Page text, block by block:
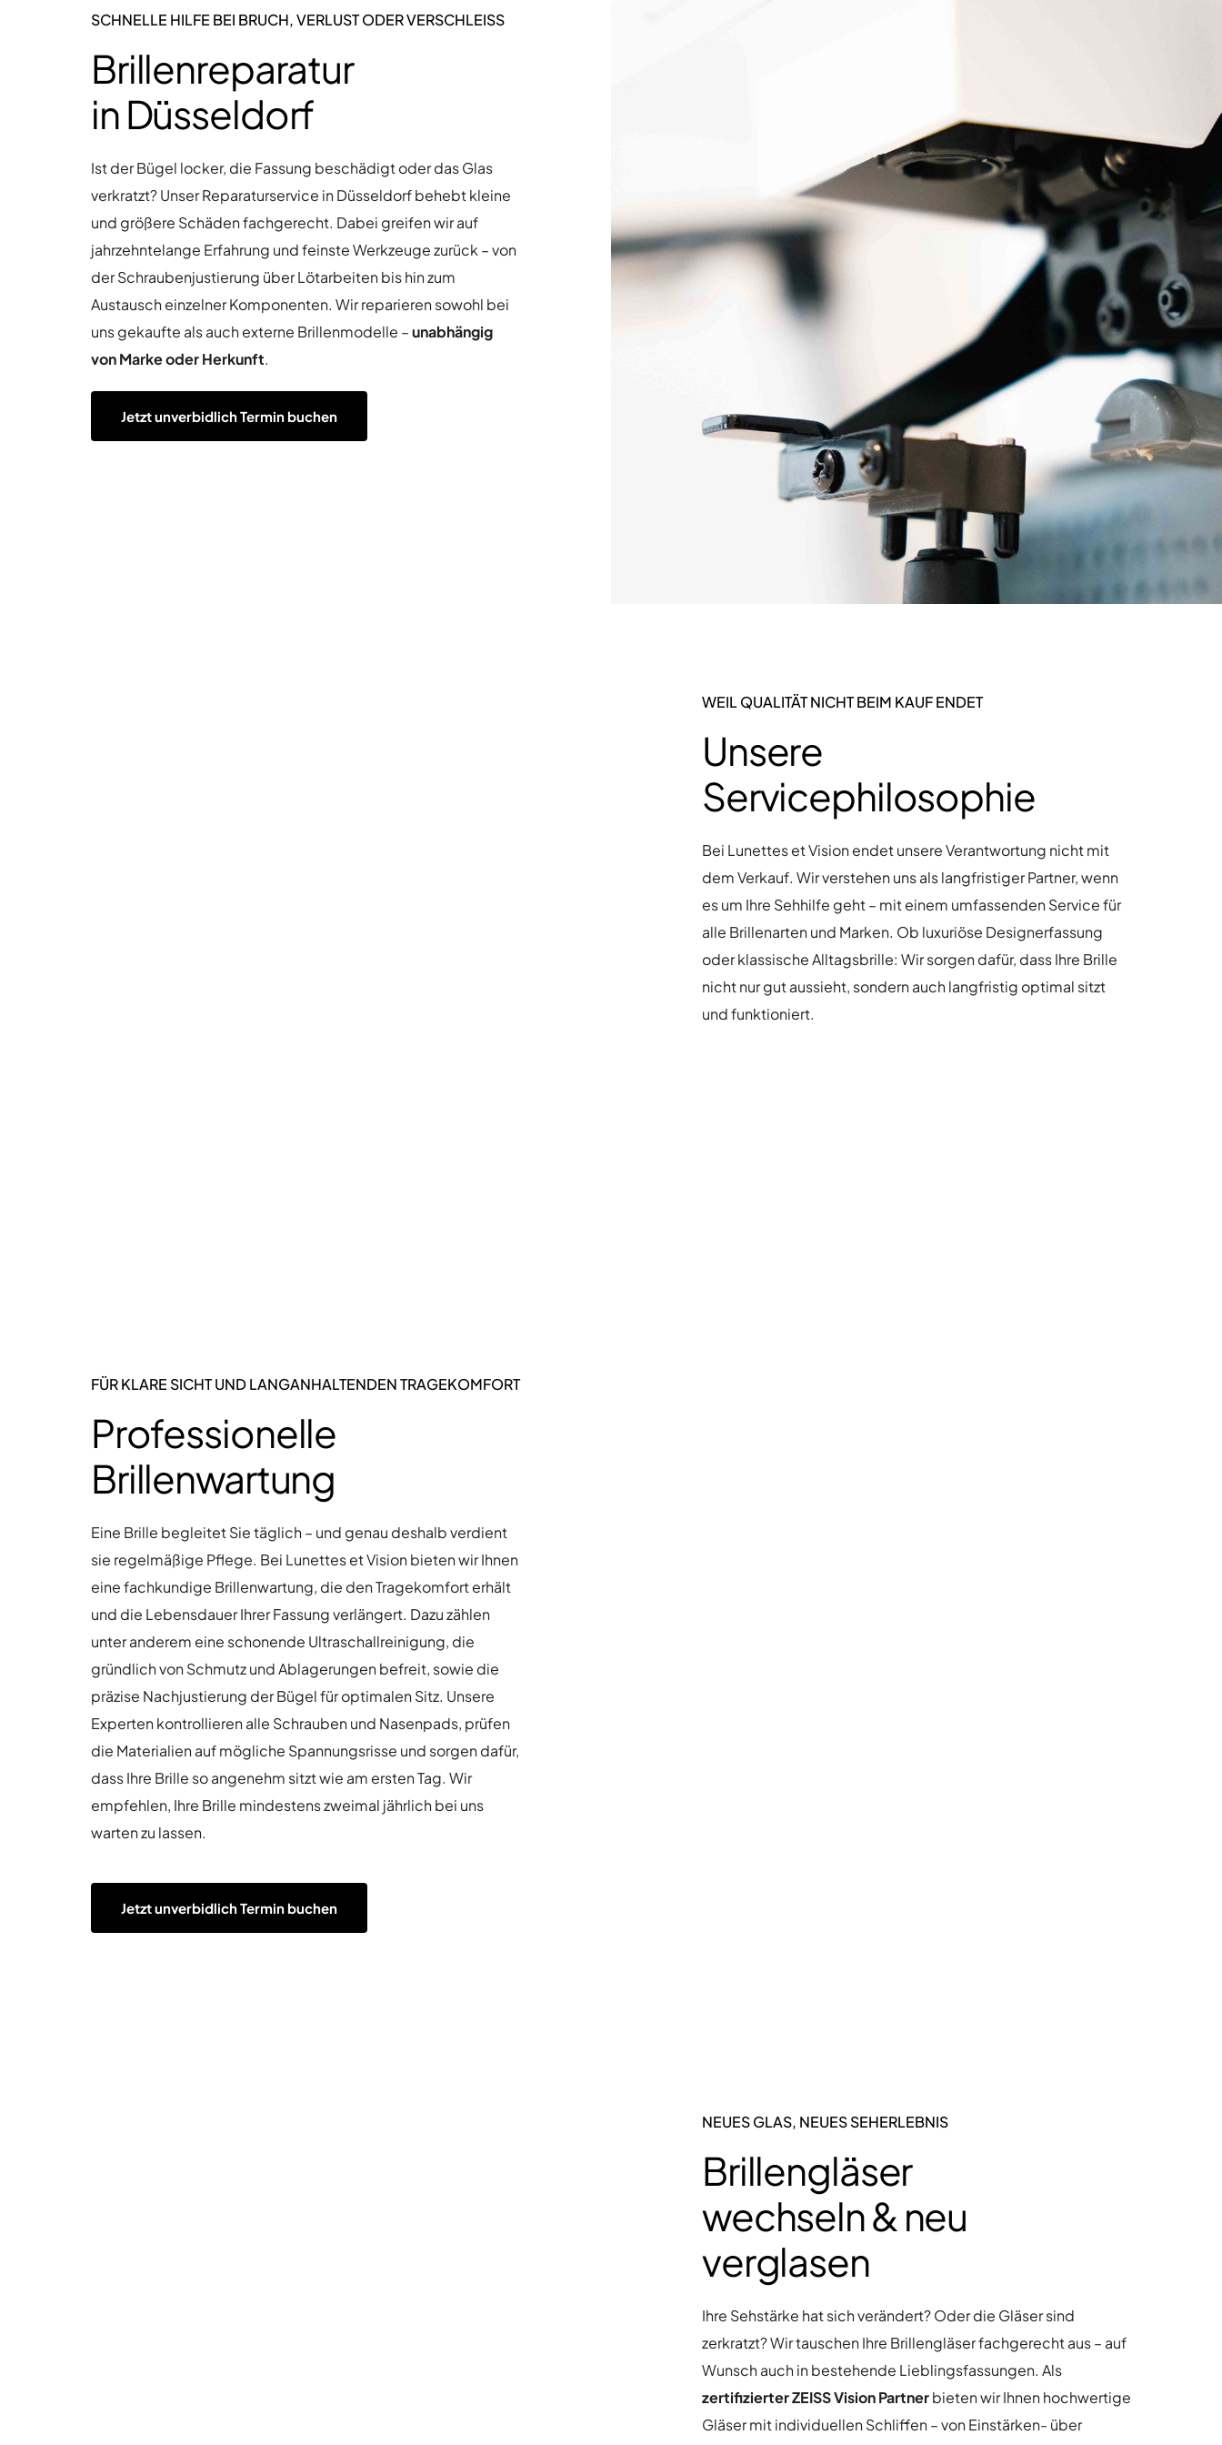
SCHNELLE HILFE BEI BRUCH, VERLUST ODER VERSCHLEISS
Brillenreparatur
in Düsseldorf
Ist der Bügel locker, die Fassung beschädigt oder das Glas
verkratzt? Unser Reparaturservice in Düsseldorf behebt kleine
und größere Schäden fachgerecht. Dabei greifen wir auf
jahrzehntelange Erfahrung und feinste Werkzeuge zurück – von
der Schraubenjustierung über Lötarbeiten bis hin zum
Austausch einzelner Komponenten. Wir reparieren sowohl bei
uns gekaufte als auch externe Brillenmodelle –unabhängig
von Marke oder Herkunft.
Jetzt unverbidlich Termin buchen
WEIL QUALITÄT NICHT BEIM KAUF ENDET
Unsere
Servicephilosophie
Bei Lunettes et Vision endet unsere Verantwortung nicht mit
dem Verkauf. Wir verstehen uns als langfristiger Partner, wenn
es um Ihre Sehhilfe geht – mit einem umfassenden Service für
alle Brillenarten und Marken. Ob luxuriöse Designerfassung
oder klassische Alltagsbrille: Wir sorgen dafür, dass Ihre Brille
nicht nur gut aussieht, sondern auch langfristig optimal sitzt
und funktioniert.
FÜR KLARE SICHT UND LANGANHALTENDEN TRAGEKOMFORT
Professionelle
Brillenwartung
Eine Brille begleitet Sie täglich – und genau deshalb verdient
sie regelmäßige Pflege. Bei Lunettes et Vision bieten wir Ihnen
eine fachkundige Brillenwartung, die den Tragekomfort erhält
und die Lebensdauer Ihrer Fassung verlängert. Dazu zählen
unter anderem eine schonende Ultraschallreinigung, die
gründlich von Schmutz und Ablagerungen befreit, sowie die
präzise Nachjustierung der Bügel für optimalen Sitz. Unsere
Experten kontrollieren alle Schrauben und Nasenpads, prüfen
die Materialien auf mögliche Spannungsrisse und sorgen dafür,
dass Ihre Brille so angenehm sitzt wie am ersten Tag. Wir
empfehlen, Ihre Brille mindestens zweimal jährlich bei uns
warten zu lassen.
Jetzt unverbidlich Termin buchen
NEUES GLAS, NEUES SEHERLEBNIS
Brillengläser
wechseln & neu
verglasen
Ihre Sehstärke hat sich verändert? Oder die Gläser sind
zerkratzt? Wir tauschen Ihre Brillengläser fachgerecht aus – auf
Wunsch auch in bestehende Lieblingsfassungen. Als
zertifizierter ZEISS Vision Partnerbieten wir Ihnen hochwertige
Gläser mit individuellen Schliffen – von Einstärken- über